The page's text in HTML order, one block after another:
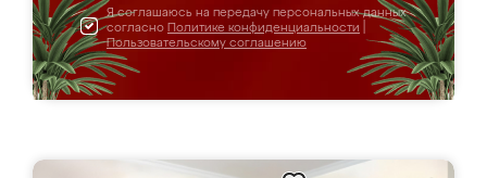
Я соглашаюсь на передачу персональных данных
согласно Политике конфиденциальности
Пользовательскому соглашению